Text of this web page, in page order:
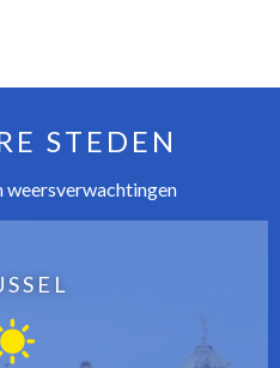
STEDEN
weersverwachtingen